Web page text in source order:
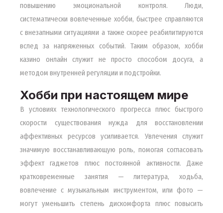
повышению эмоциональной контроля. Люди,
систематически вовлеченные хобби, быстрее справляются
с внезапными ситуациями а также скорее реабилитируются
вслед за напряженных событий. Таким образом, хобби
казино онлайн служит не просто способом досуга, а
методом внутренней регуляции и подстройки.
Хобби при настоящем мире
В условиях технологического прогресса плюс быстрого
скорости существования нужда для восстановлении
аффективных ресурсов усиливается. Увлечения служит
значимую восстанавливающую роль, помогая согласовать
эффект гаджетов плюс постоянной активности. Даже
кратковременные занятия — литература, ходьба,
вовлечение с музыкальным инструментом, или фото —
могут уменьшить степень дискомфорта плюс повысить